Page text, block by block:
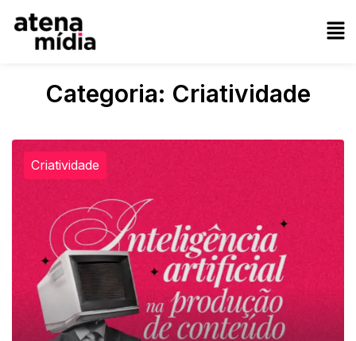
Categoria: Criatividade
Criatividade